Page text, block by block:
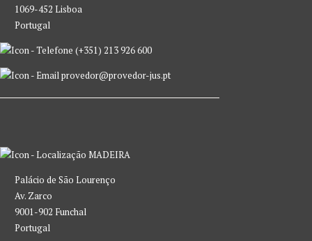
1069-452 Lisboa
Portugal
(+351) 213 926 600
provedor@provedor-jus.pt
MADEIRA
Palácio de São Lourenço
Av. Zarco
9001-902 Funchal
Portugal